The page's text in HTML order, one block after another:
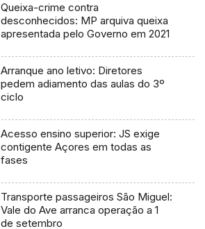
Queixa-crime contra
desconhecidos: MP arquiva queixa
apresentada pelo Governo em 2021
Arranque ano letivo: Diretores
pedem adiamento das aulas do 3º
ciclo
Acesso ensino superior: JS exige
contigente Açores em todas as
fases
Transporte passageiros São Miguel:
Vale do Ave arranca operação a 1
de setembro